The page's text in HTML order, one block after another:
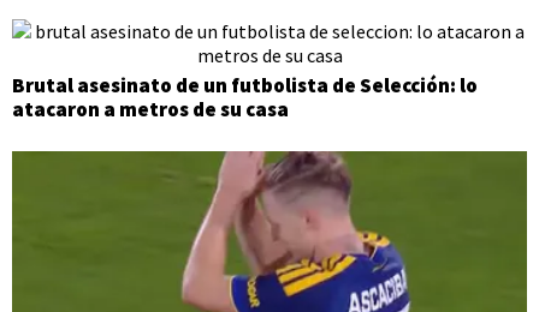
Brutal asesinato de un futbolista de Selección: lo
atacaron a metros de su casa